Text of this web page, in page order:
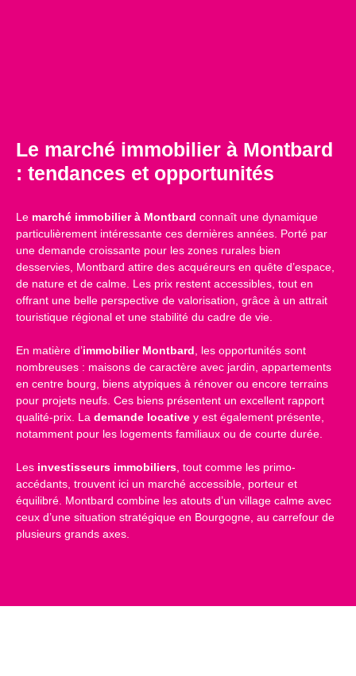
Le marché immobilier à Montbard
: tendances et opportunités
Le marché immobilier à Montbard connaît une dynamique
particulièrement intéressante ces dernières années. Porté par
une demande croissante pour les zones rurales bien
desservies, Montbard attire des acquéreurs en quête d’espace,
de nature et de calme. Les prix restent accessibles, tout en
offrant une belle perspective de valorisation, grâce à un attrait
touristique régional et une stabilité du cadre de vie.
En matière d’immobilier Montbard, les opportunités sont
nombreuses : maisons de caractère avec jardin, appartements
en centre bourg, biens atypiques à rénover ou encore terrains
pour projets neufs. Ces biens présentent un excellent rapport
qualité-prix. La demande locative y est également présente,
notamment pour les logements familiaux ou de courte durée.
Les investisseurs immobiliers, tout comme les primo-
accédants, trouvent ici un marché accessible, porteur et
équilibré. Montbard combine les atouts d’un village calme avec
ceux d’une situation stratégique en Bourgogne, au carrefour de
plusieurs grands axes.